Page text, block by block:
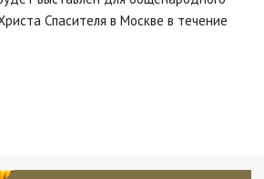
Спасителя в Москве в течение